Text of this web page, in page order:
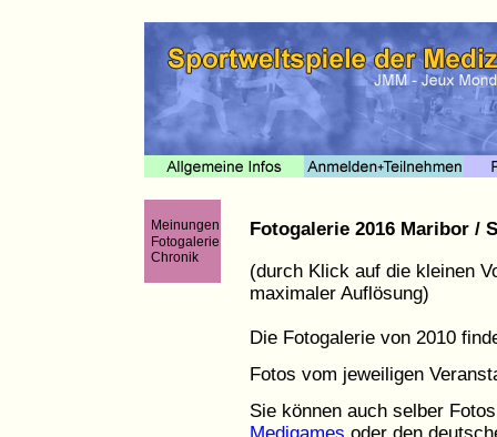
Meinungen
Fotogalerie
Chronik
Fotogalerie 2016 Maribor /
(durch Klick auf die kleinen
maximaler Auflösung)
Die Fotogalerie von 2010
Fotos vom jeweiligen
Sie können auch selber